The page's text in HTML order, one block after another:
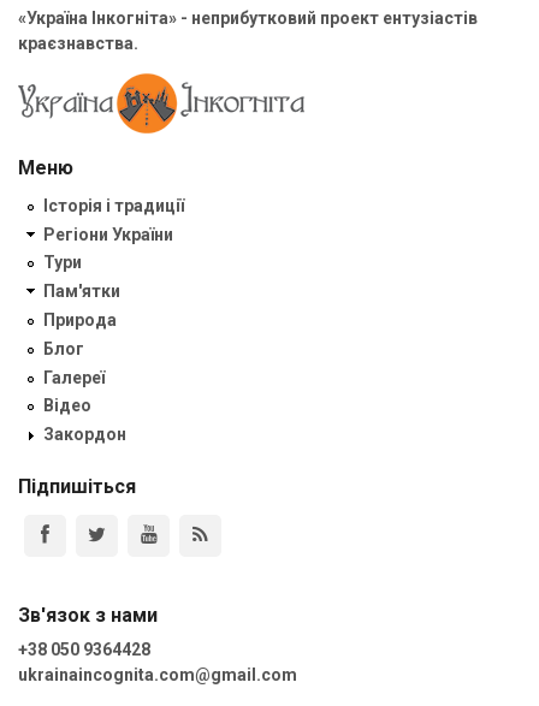
«Україна Інкогніта» - неприбутковий проект ентузіастів
краєзнавства.
Меню
Історія і традиції
Регіони України
Тури
Пам'ятки
Природа
Блог
Галереї
Відео
Закордон
Підпишіться
Зв'язок з нами
+38 050 9364428
ukrainaincognita.com@gmail.com